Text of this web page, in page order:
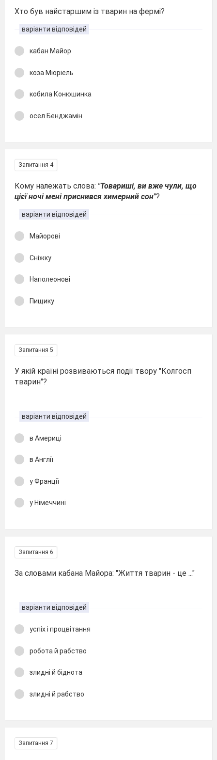
Хто був найстаршим із тварин на фермі?
варіанти відповідей
кабан Майор
коза Мюріель
кобила Конюшинка
осел Бенджамін
Запитання 4
Кому належать слова: "Товариші, ви вже чули, що
цієї ночі мені приснився химерний сон"?
варіанти відповідей
Майорові
Сніжку
Наполеонові
Пищику
Запитання 5
У якій країні розвиваються події твору "Колгосп
тварин"?
варіанти відповідей
в Америці
в Англії
у Франції
у Німеччині
Запитання 6
За словами кабана Майора: "Життя тварин - це ..."
варіанти відповідей
успіх і процвітання
робота й рабство
злидні й біднота
злидні й рабство
Запитання 7